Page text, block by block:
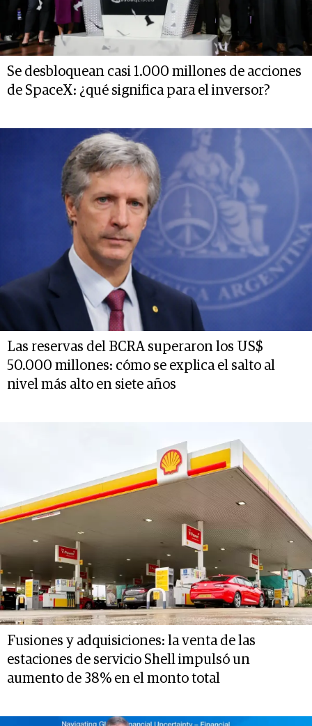
Se desbloquean casi 1.000 millones de acciones
de SpaceX: ¿qué significa para el inversor?
Las reservas del BCRA superaron los US$
50.000 millones: cómo se explica el salto al
nivel más alto en siete años
Fusiones y adquisiciones: la venta de las
estaciones de servicio Shell impulsó un
aumento de 38% en el monto total